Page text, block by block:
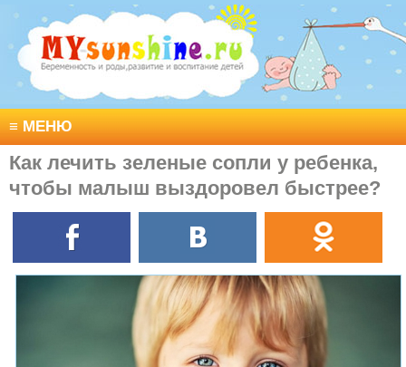
≡МЕНЮ
Как лечить зеленые сопли у ребенка,
чтобы малыш выздоровел быстрее?